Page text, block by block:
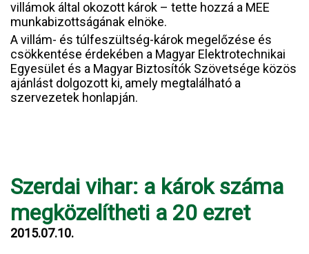
villámok által okozott károk – tette hozzá a MEE
munkabizottságának elnöke.
A villám- és túlfeszültség-károk megelőzése és
csökkentése érdekében a Magyar Elektrotechnikai
Egyesület és a Magyar Biztosítók Szövetsége közös
ajánlást dolgozott ki, amely megtalálható a
szervezetek honlapján.
Szerdai vihar: a károk száma
megközelítheti a 20 ezret
2015.07.10.